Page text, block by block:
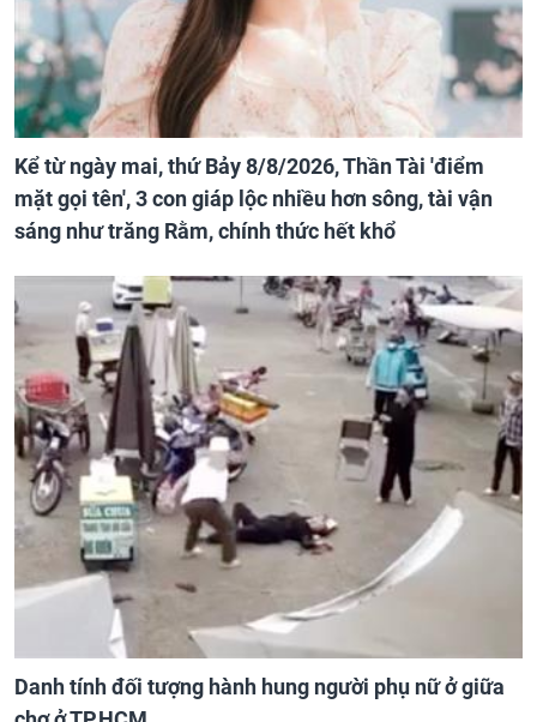
Kể từ ngày mai, thứ Bảy 8/8/2026, Thần Tài 'điểm
mặt gọi tên', 3 con giáp lộc nhiều hơn sông, tài vận
sáng như trăng Rằm, chính thức hết khổ
Danh tính đối tượng hành hung người phụ nữ ở giữa